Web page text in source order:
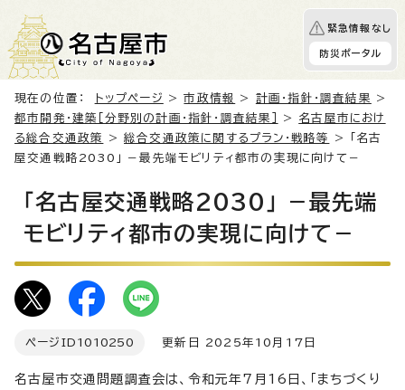
緊急情報なし
防災ポータル
現在の位置： トップページ >市政情報 > 計画・指針・調査結果
>
都市開発・建築［分野別の計画・指針・調査結果］
> 名古屋市におけ
る総合交通政策
>総合交通政策に関するプラン・戦略等
> 「名古
屋交通戦略2030」 －最先端モビリティ都市の実現に向けて－
「名古屋交通戦略2030」 －最先端
モビリティ都市の実現に向けて－
ページID 1010250 更新日 2025年10月17日
名古屋市交通問題調査会は、令和元年7月16日、「まちづくり